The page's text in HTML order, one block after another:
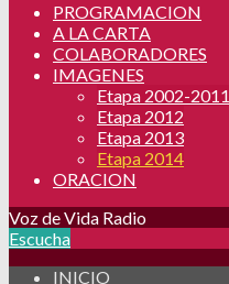
PROGRAMACION
A LA CARTA
COLABORADORES
IMAGENES
Etapa 2002-2011
Etapa 2012
Etapa 2013
Etapa 2014
ORACION
Voz de Vida Radio
Escucha
INICIO